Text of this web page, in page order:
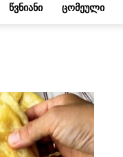
ᲬᲕᲜᲘᲐᲜᲘ ᲪᲝᲛᲔᲣᲚᲘ